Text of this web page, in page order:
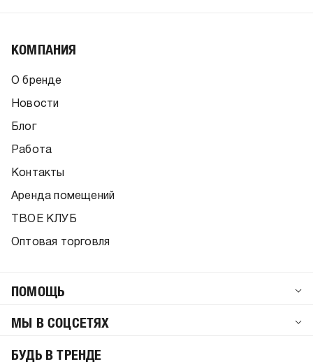
КОМПАНИЯ
О бренде
Новости
Блог
Работа
Контакты
Аренда помещений
ТВОЕ КЛУБ
Оптовая торговля
ПОМОЩЬ
МЫ В СОЦСЕТЯХ
БУДЬ В ТРЕНДЕ